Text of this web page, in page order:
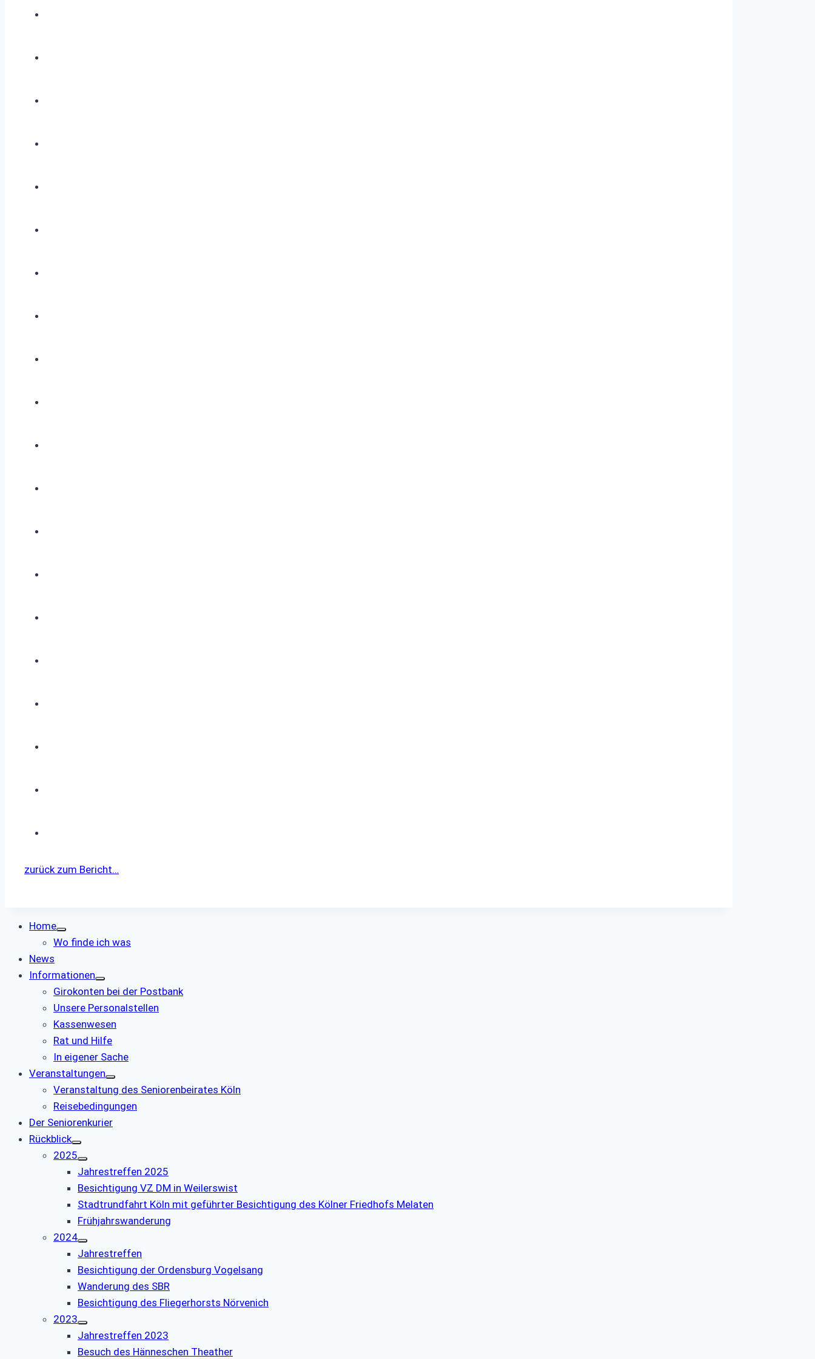
zurück zum Bericht…
Home
Wo finde ich was
News
Informationen
Girokonten bei der Postbank
Unsere Personalstellen
Kassenwesen
Rat und Hilfe
In eigener Sache
Veranstaltungen
Veranstaltung des Seniorenbeirates Köln
Reisebedingungen
Der Seniorenkurier
Rückblick
2025
Jahrestreffen 2025
Besichtigung VZ DM in Weilerswist
Stadtrundfahrt Köln mit geführter Besichtigung des Kölner Friedhofs Melaten
Frühjahrswanderung
2024
Jahrestreffen
Besichtigung der Ordensburg Vogelsang
Wanderung des SBR
Besichtigung des Fliegerhorsts Nörvenich
2023
Jahrestreffen 2023
Besuch des Hänneschen Theather